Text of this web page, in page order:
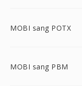
MOBI sang POTX
MOBI sang PBM